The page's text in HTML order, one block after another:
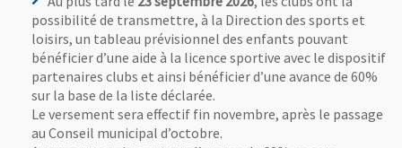
possibilité de transmettre, à la Direction des sports et
loisirs, un tableau prévisionnel des enfants pouvant
bénéficier d’une aide à la licence sportive avec le dispositif
partenaires clubs et ainsi bénéficier d’une avance de 60%
sur la base de la liste déclarée.
Le versement sera effectif fin novembre, après le passage
au Conseil municipal d’octobre.